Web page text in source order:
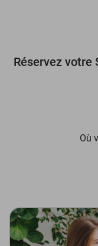
Réservez votre
Où